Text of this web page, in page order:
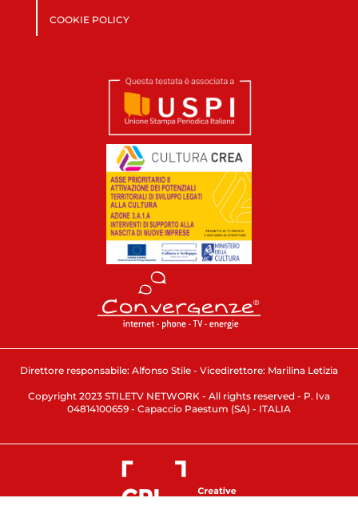
COOKIE POLICY
Direttore responsabile: Alfonso Stile - Vicedirettore: Marilina Letizia
Copyright 2023 STILETV NETWORK - All rights reserved - P. Iva
04814100659 - Capaccio Paestum (SA) - ITALIA